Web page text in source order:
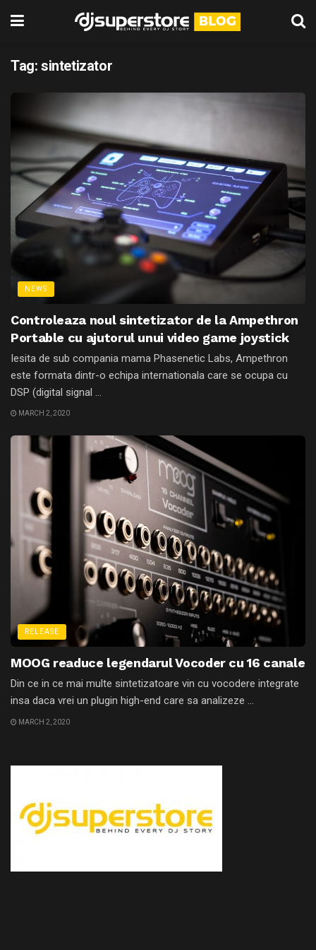
Tag: sintetizator
NEWS
Controleaza noul sintetizator de la Ampethron
Portable cu ajutorul unui video game joystick
Iesita de sub compania mama Phasenetic Labs, Ampethron
este formata dintr-o echipa internationala care se ocupa cu
DSP (digital signal ...
MARCH 2, 2020
RELEASE
MOOG readuce legendarul Vocoder cu 16 canale
Din ce in ce mai multe sintetizatoare vin cu vocodere integrate
insa daca vrei un plugin high-end care sa analizeze ...
MARCH 2, 2020